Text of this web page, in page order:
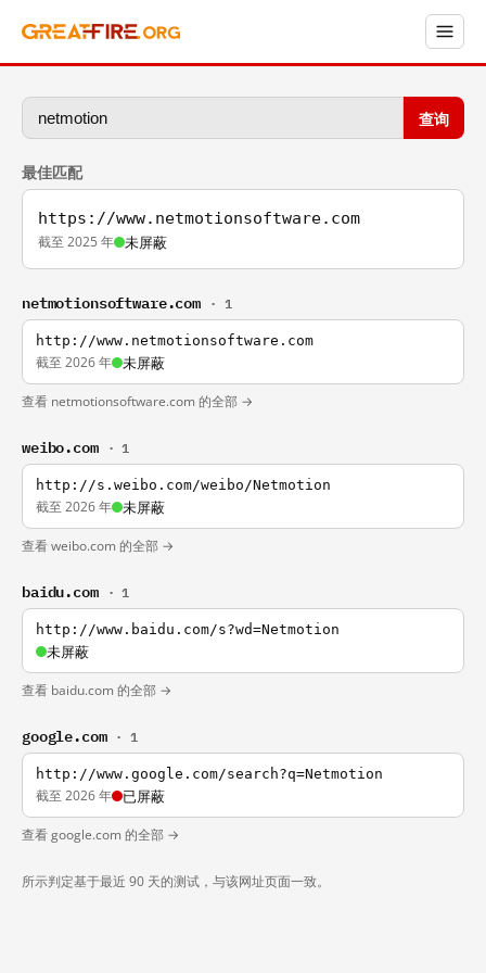
查询
最佳匹配
https://www.netmotionsoftware.com
截至 2025 年 未屏蔽
netmotionsoftware.com · 1
http://www.netmotionsoftware.com
截至 2026 年 未屏蔽
查看 netmotionsoftware.com 的全部 →
weibo.com · 1
http://s.weibo.com/weibo/Netmotion
截至 2026 年 未屏蔽
查看 weibo.com 的全部 →
baidu.com · 1
http://www.baidu.com/s?wd=Netmotion
未屏蔽
查看 baidu.com 的全部 →
google.com · 1
http://www.google.com/search?q=Netmotion
截至 2026 年 已屏蔽
查看 google.com 的全部 →
所示判定基于最近 90 天的测试，与该网址页面一致。